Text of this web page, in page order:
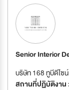
Senior Interior
บริษัท 168 ทูบีดีไซ
สถานที่ปฏิบัติงาน :